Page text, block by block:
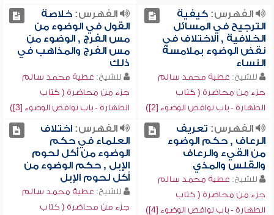
الفهرس:كيفية
الترجيح في المسائل
الخلافية , الاختلاف في
نقض الوضوء بملامسة
النساء
للشيخ: عطية محمد سالم
جزء من محاضرة ( كتاب
الطهارة - باب نواقض الوضوء [2])
الفهرس:خلاصة
القول في الوضوء من
مس الفرج , الوضوء من
مس الفرج والمذاهب في
ذلك
للشيخ: عطية محمد سالم
جزء من محاضرة ( كتاب
الطهارة - باب نواقض الوضوء [3])
الفهرس: تعريف
الرعاف , حكم الوضوء
من القيء والرعاف
والقلس والمذي
للشيخ: عطية محمد سالم
جزء من محاضرة ( كتاب
الطهارة - باب نواقض الوضوء [4])
الفهرس:اختلاف
العلماء في حكم
الوضوء من أكل لحوم
الإبل , حكم الوضوء من
أكل لحوم الإبل
للشيخ: عطية محمد سالم
جزء من محاضرة ( كتاب